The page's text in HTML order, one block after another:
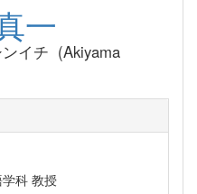
一
イチ (Akiyama
学科 教授